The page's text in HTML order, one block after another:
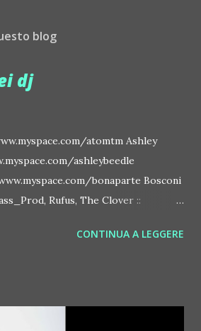
blog
dj
atomtm Ashley
ashleybeedle
bonaparte Bosconi
Rufus, The Clover ::
benderbyetone Chapelier Fou ::
deiansong Dixon ::
CONTINUA A LEGGERE